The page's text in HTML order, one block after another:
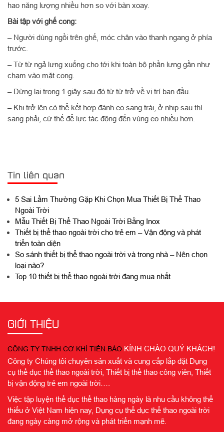
hao năng lượng nhiều hơn so với bàn xoay.
Bài tập với ghế cong:
– Người dùng ngồi trên ghế, móc chân vào thanh ngang ở phía
trước.
– Từ từ ngả lưng xuống cho tới khi toàn bộ phần lưng gần như
chạm vào mặt cong.
– Dừng lại trong 1 giây sau đó từ từ trở về vị trí ban đầu.
– Khi trở lên có thể kết hợp đánh eo sang trái, ở nhịp sau thì
sang phải, cứ thế để lực tác động đến vùng eo nhiều hơn.
Tin liên quan
5 Sai Lầm Thường Gặp Khi Chọn Mua Thiết Bị Thể Thao
Ngoài Trời
Mẫu Thiết Bị Thể Thao Ngoài Trời Bằng Inox
Thiết bị thể thao ngoài trời cho trẻ em – Vận động và phát
triển toàn diện
So sánh thiết bị thể thao ngoài trời và trong nhà – Nên chọn
loại nào?
Top 10 thiết bị thể thao ngoài trời đang mua nhất
GIỚI THIỆU
CÔNG TY TNHH CƠ KHÍ TIẾN BẢO KÍNH CHÀO QUÝ KHÁCH!
Công ty Chúng tôi chuyên sản xuất và cung cấp lắp đặt Dụng
cụ thể dục thể thao ngoài trời, Thiết bị thể thao công viên, Thiết
bị vận động trẻ em ngoài trời….
Việc tập luyện thể dục thể thao hàng ngày là nhu cầu không thể
thiếu ở Việt Nam hiện nay, Dụng cụ thể dục thể thao ngoài trời
đang ngày càng mở rộng và phát triển mạnh mẽ.